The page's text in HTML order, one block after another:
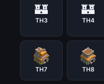
🏰
TH3
🏰
TH4
TH7 TH8